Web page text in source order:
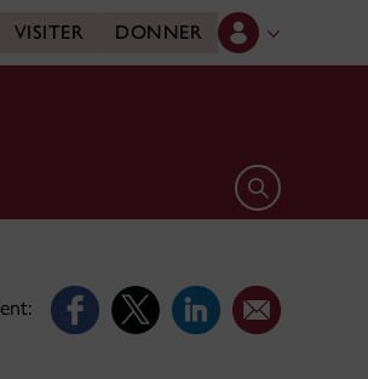
VISITER DONNER
Ouvrir le